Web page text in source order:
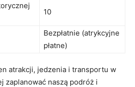
10
Bezpłatnie (atrykcyjne
płatne)
atrakcji, ​jedzenia i transportu w
zaplanować naszą podróż i